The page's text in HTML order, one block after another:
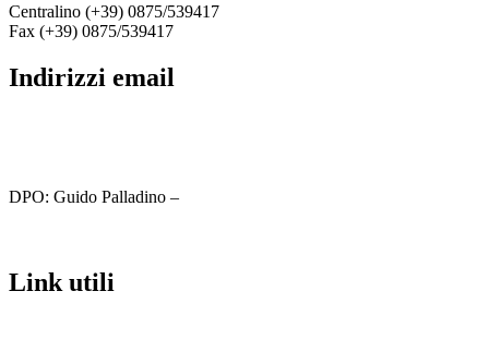
Centralino (+39) 0875/539417
Fax (+39) 0875/539417
indirizzi email
DPO: Guido Palladino –
link utili